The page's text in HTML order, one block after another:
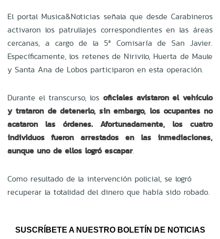
El portal Musica&Noticias señala que desde Carabineros
activaron los patrullajes correspondientes en las áreas
cercanas, a cargo de la 5ª Comisaría de San Javier.
Específicamente, los retenes de Nirivilo, Huerta de Maule
y Santa Ana de Lobos participaron en esta operación.
Durante el transcurso, los oficiales avistaron el vehículo
y trataron de detenerlo, sin embargo, los ocupantes no
acataron las órdenes. Afortunadamente, los cuatro
individuos fueron arrestados en las inmediaciones,
aunque uno de ellos logró escapar.
Como resultado de la intervención policial, se logró
recuperar la totalidad del dinero que había sido robado.
SUSCRÍBETE A NUESTRO BOLETÍN DE NOTICIAS